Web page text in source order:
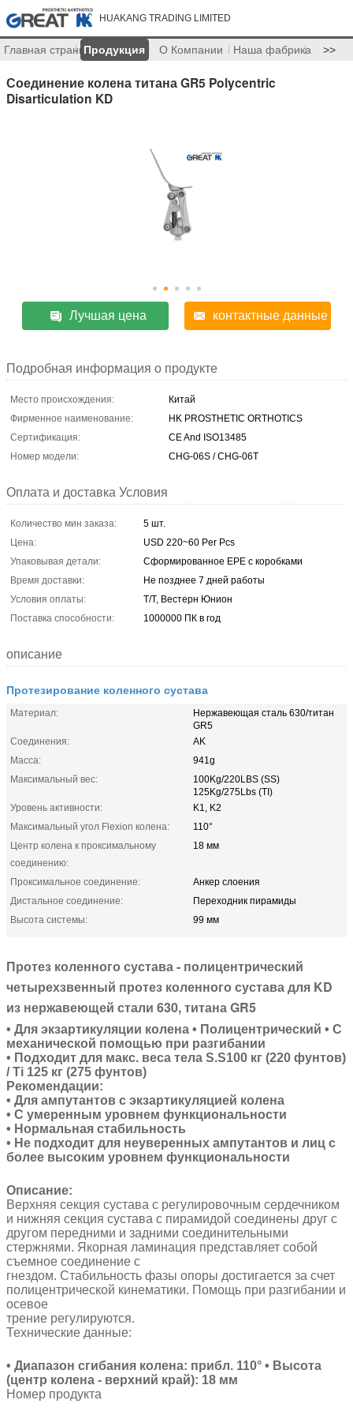
HUAKANG TRADING LIMITED
Главная страницаПродукция О Компании Наша фабрика >>
Соединение колена титана GR5 Polycentric
Disarticulation KD
Лучшая цена контактные данные
Подробная информация о продукте
Место происхождения:
Китай
Фирменное наименование:
HK PROSTHETIC ORTHOTICS
Сертификация:
CE And ISO13485
Номер модели:
CHG-06S / CHG-06T
Оплата и доставка Условия
Количество мин заказа:
5 шт.
Цена:
USD 220~60 Per Pcs
Упаковывая детали:
Сформированное EPE с коробками
Время доставки:
Не позднее 7 дней работы
Условия оплаты:
Т/Т, Вестерн Юнион
Поставка способности:
1000000 ПК в год
описание
Протезирование коленного сустава
Материал:
Нержавеющая сталь 630/титан
GR5
Соединения:
AK
Масса:
941g
Максимальный вес:
100Kg/220LBS (SS)
125Kg/275Lbs (TI)
Уровень активности:
K1, K2
Максимальный угол Flexion колена:
110°
Центр колена к проксимальному
соединению:
18 мм
Проксимальное соединение:
Анкер слоения
Дистальное соединение:
Переходник пирамиды
Высота системы:
99 мм
Протез коленного сустава - полицентрический
четырехзвенный протез коленного сустава для KD
из нержавеющей стали 630, титана GR5
• Для экзартикуляции колена • Полицентрический • С
механической помощью при разгибании
• Подходит для макс. веса тела S.S100 кг (220 фунтов)
/ Ti 125 кг (275 фунтов)
Рекомендации:
• Для ампутантов с экзартикуляцией колена
• С умеренным уровнем функциональности
• Нормальная стабильность
• Не подходит для неуверенных ампутантов и лиц с
более высоким уровнем функциональности
Описание:
Верхняя секция сустава с регулировочным сердечником
и нижняя секция сустава с пирамидой соединены друг с
другом передними и задними соединительными
стержнями. Якорная ламинация представляет собой
съемное соединение с
гнездом. Стабильность фазы опоры достигается за счет
полицентрической кинематики. Помощь при разгибании и
осевое
трение регулируются.
Технические данные:
• Диапазон сгибания колена: прибл. 110° • Высота
(центр колена - верхний край): 18 мм
Номер продукта